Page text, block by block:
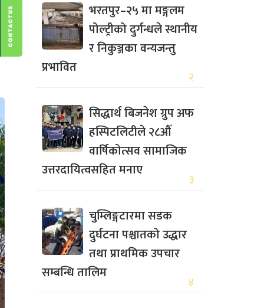
भरतपुर–२५ मा मङ्गलम
पोल्ट्रीको दुर्गन्धले स्थानीय
र निकुञ्जका वन्यजन्तु
प्रभावित
२
सिद्धार्थ बिजनेश ग्रुप अफ
हस्पिटलिटीले २८औँ
वार्षिकोत्सव सामाजिक
उत्तरदायित्वसहित मनाए
३
चुम्लिङ्गटारमा सडक
दुर्घटना पश्चातको उद्धार
तथा प्राथमिक उपचार
सम्बन्धि तालिम
४